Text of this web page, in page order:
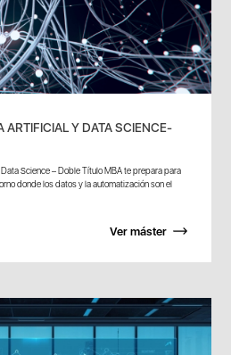
ARTIFICIAL Y DATA SCIENCE-
Science – Doble Título MBA te prepara para
donde los datos y la automatización son el
Ver máster